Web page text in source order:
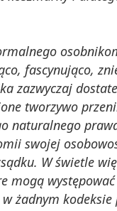
fascynująco,
zazwyczaj
tworzywo
naturalnego
swojej
W świetle
występować
żadnym kodeksie